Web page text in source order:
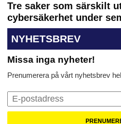
Tre saker som särskilt
cybersäkerhet under
NYHETSBREV
Missa inga nyheter!
Prenumerera på vårt nyhetsbrev